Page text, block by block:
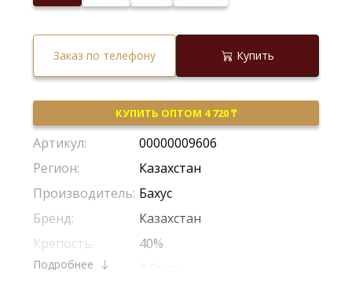
Заказ по телефону Купить
КУПИТЬ ОПТОМ 4 720 ₸
Артикул:
00000009606
Регион:
Казахстан
Производитель: Бахус
Бренд:
Казахстан
Крепость:
40%
Выдержка:
Подробнее